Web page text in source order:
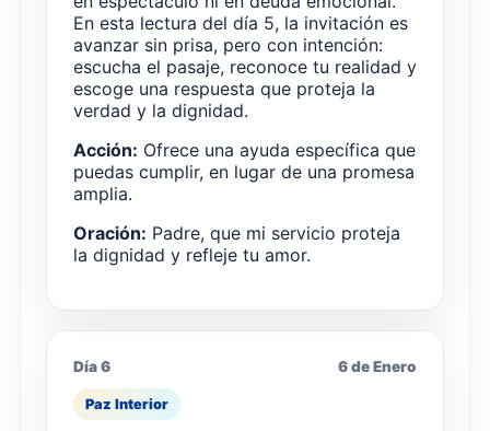
En esta lectura del día 5, la invitación es
avanzar sin prisa, pero con intención:
escucha el pasaje, reconoce tu realidad y
escoge una respuesta que proteja la
verdad y la dignidad.
Acción: Ofrece una ayuda específica que
puedas cumplir, en lugar de una promesa
amplia.
Oración: Padre, que mi servicio proteja
la dignidad y refleje tu amor.
Día 6 6 de Enero
Paz Interior